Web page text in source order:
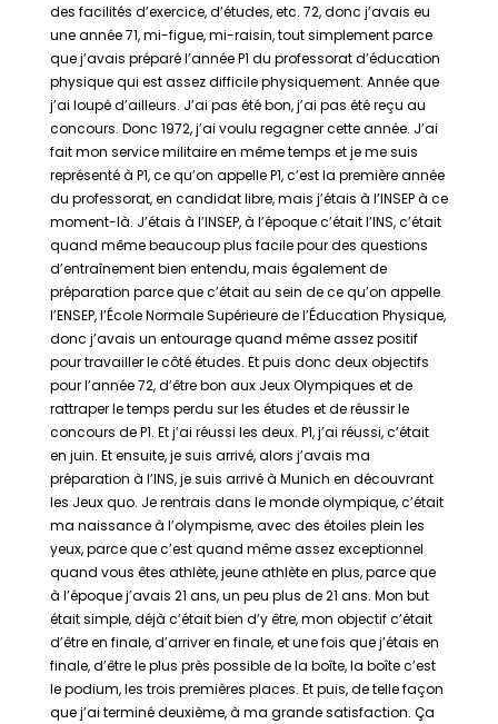
des facilités d’exercice, d’études, etc. 72, donc j’avais eu
une année 71, mi-figue, mi-raisin, tout simplement parce
que j’avais préparé l’année P1 du professorat d’éducation
physique qui est assez difficile physiquement. Année que
j’ai loupé d’ailleurs. J’ai pas été bon, j’ai pas été reçu au
concours. Donc 1972, j’ai voulu regagner cette année. J’ai
fait mon service militaire en même temps et je me suis
représenté à P1, ce qu’on appelle P1, c’est la première année
du professorat, en candidat libre, mais j’étais à l’INSEP à ce
moment-là. J’étais à l’INSEP, à l’époque c’était l’INS, c’était
quand même beaucoup plus facile pour des questions
d’entraînement bien entendu, mais également de
préparation parce que c’était au sein de ce qu’on appelle
l’ENSEP, l’École Normale Supérieure de l’Éducation Physique,
donc j’avais un entourage quand même assez positif
pour travailler le côté études. Et puis donc deux objectifs
pour l’année 72, d’être bon aux Jeux Olympiques et de
rattraper le temps perdu sur les études et de réussir le
concours de P1. Et j’ai réussi les deux. P1, j’ai réussi, c’était
en juin. Et ensuite, je suis arrivé, alors j’avais ma
préparation à l’INS, je suis arrivé à Munich en découvrant
les Jeux quo. Je rentrais dans le monde olympique, c’était
ma naissance à l’olympisme, avec des étoiles plein les
yeux, parce que c’est quand même assez exceptionnel
quand vous êtes athlète, jeune athlète en plus, parce que
à l’époque j’avais 21 ans, un peu plus de 21 ans. Mon but
était simple, déjà c’était bien d’y être, mon objectif c’était
d’être en finale, d’arriver en finale, et une fois que j’étais en
finale, d’être le plus près possible de la boîte, la boîte c’est
le podium, les trois premières places. Et puis, de telle façon
que j’ai terminé deuxième, à ma grande satisfaction. Ça